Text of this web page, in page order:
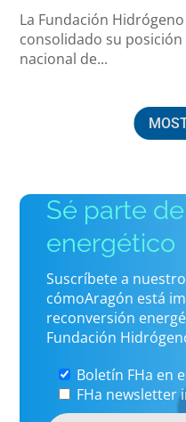
La Fundación
consolidado su
nacional de...
Sé parte
energético
Suscríbete a
cómoAragón está
reconversión
Fundación
Boletín FHa en
FHa newsletter